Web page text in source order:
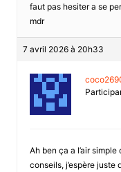
faut pas hesiter a se
mdr
7 avril 2026 à 20h33
Ah ben ça a l’air
conseils, j’espère juste